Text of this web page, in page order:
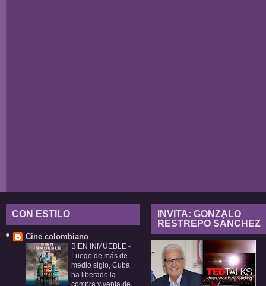
CON ESTILO
Cine colombiano
BIEN INMUEBLE -
Luego de más de
medio siglo, Cuba
ha liberado la
compra y venta de
INVITA: GONZALO
RESTREPO SÁNCHEZ